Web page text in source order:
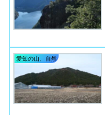
愛知の山、自然